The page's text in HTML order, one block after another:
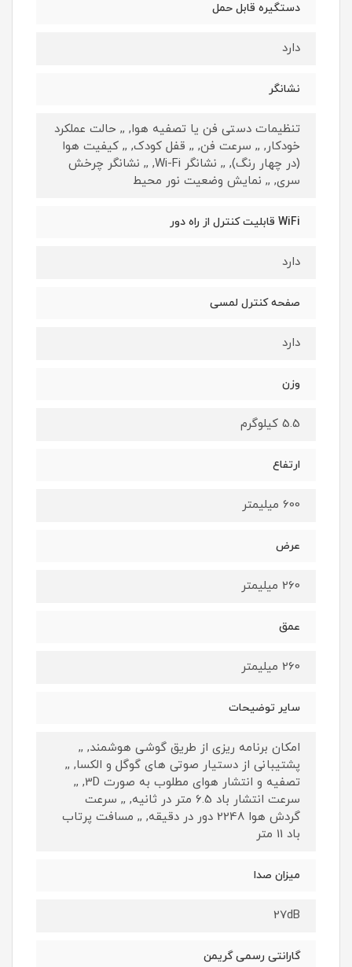
دستگیره قابل حمل
دارد
نشانگر
تنظیمات دستی فن یا تصفیه هوا, ,, حالت عملکرد
خودکار, ,, سرعت فن, ,, قفل کودک, ,, کیفیت هوا
(در چهار رنگ), ,, نشانگر Wi-Fi, ,, نشانگر چرخش
سری, ,, نمایش وضعیت نور محیط
WiFi قابلیت کنترل از راه دور
دارد
صفحه کنترل لمسی
دارد
وزن
5.5 کیلوگرم
ارتفاع
600 میلیمتر
عرض
260 میلیمتر
عمق
260 میلیمتر
سایر توضیحات
امکان برنامه ریزی از طریق گوشی هوشمند, ,,
پشتیبانی از دستیار صوتی های گوگل و الکسا, ,,
تصفیه و انتشار هوای مطلوب به صورت 3D, ,,
سرعت انتشار باد 6.5 متر در ثانیه, ,, سرعت
گردش هوا 2248 دور در دقیقه, ,, مسافت پرتاب
باد 11 متر
ميزان صدا
27dB
گارانتی رسمی گریمن